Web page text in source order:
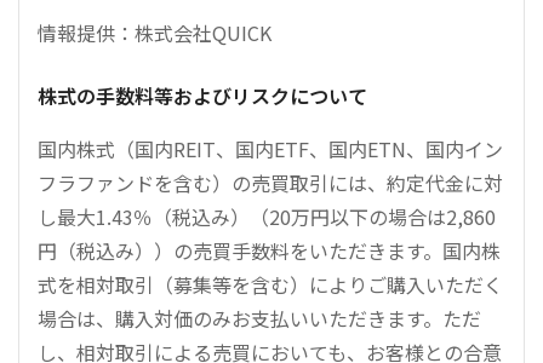
情報提供：株式会社QUICK
株式の手数料等およびリスクについて
国内株式（国内REIT、国内ETF、国内ETN、国内イン
フラファンドを含む）の売買取引には、約定代金に対
し最大1.43％（税込み）（20万円以下の場合は2,860
円（税込み））の売買手数料をいただきます。国内株
式を相対取引（募集等を含む）によりご購入いただく
場合は、購入対価のみお支払いいただきます。ただ
し、相対取引による売買においても、お客様との合意